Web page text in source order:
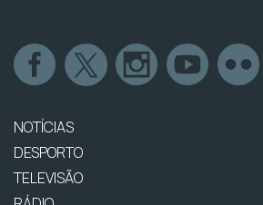
NOTÍCIAS
DESPORTO
TELEVISÃO